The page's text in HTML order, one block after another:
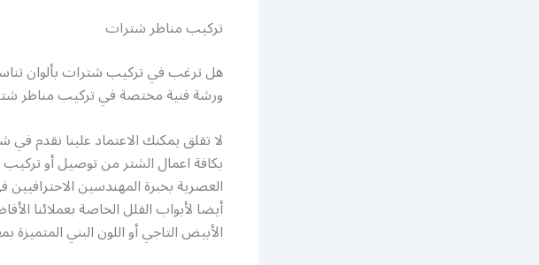
تركيب مناظر شترات
هل ترغب في تركيب شترات بألوان
ورشة فنية مختصة في تركيب مناظر
لا تقلق يمكنك الاعتماد علينا نقدم
بكافة اعمال الشتر من توصيل أو
العصرية بخبرة المهندسين
أيضا لأبواب الفلل الخاصة بعملائنا
الأبيض التاجي أو اللون البني المتميزة